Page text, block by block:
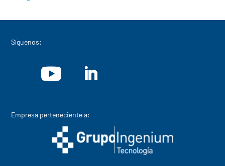
Síguenos:
Empresa perteneciente a: